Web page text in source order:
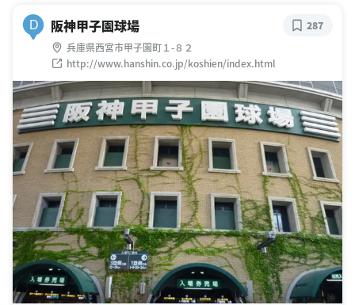
D 阪神甲子園球場
兵庫県西宮市甲子園町１-８２
http://www.hanshin.co.jp/koshien/index.html
287